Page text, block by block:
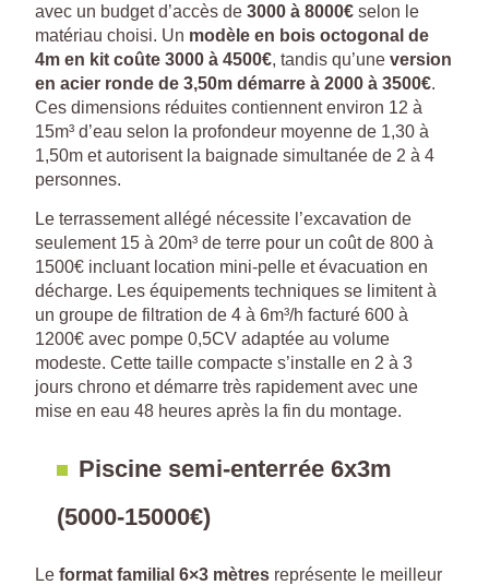
avec un budget d’accès de 3000 à 8000€ selon le
matériau choisi. Un modèle en bois octogonal de
4m en kit coûte 3000 à 4500€, tandis qu’une version
en acier ronde de 3,50m démarre à 2000 à 3500€.
Ces dimensions réduites contiennent environ 12 à
15m³ d’eau selon la profondeur moyenne de 1,30 à
1,50m et autorisent la baignade simultanée de 2 à 4
personnes.
Le terrassement allégé nécessite l’excavation de
seulement 15 à 20m³ de terre pour un coût de 800 à
1500€ incluant location mini-pelle et évacuation en
décharge. Les équipements techniques se limitent à
un groupe de filtration de 4 à 6m³/h facturé 600 à
1200€ avec pompe 0,5CV adaptée au volume
modeste. Cette taille compacte s’installe en 2 à 3
jours chrono et démarre très rapidement avec une
mise en eau 48 heures après la fin du montage.
Piscine semi-enterrée 6x3m
(5000-15000€)
Le format familial 6×3 mètres représente le meilleur